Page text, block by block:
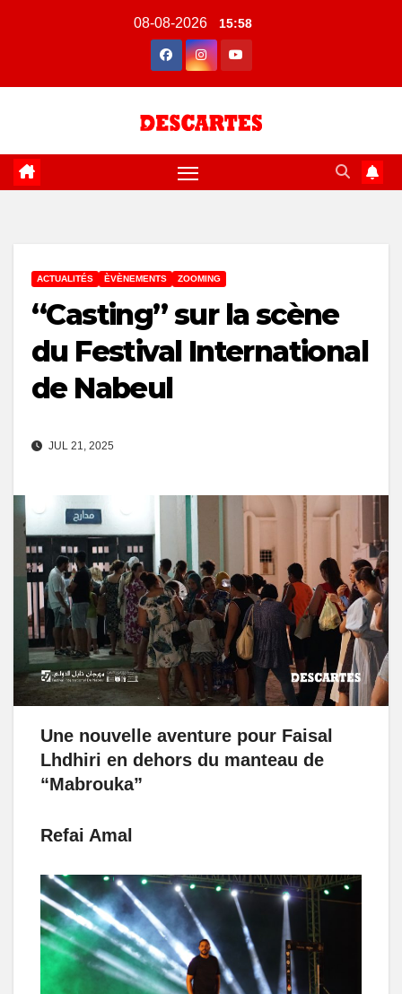
08-08-2026 15:58
ACTUALITÉS ÈVÈNEMENTS ZOOMING
“Casting” sur la scène
du Festival International
de Nabeul
JUL 21, 2025
Une nouvelle aventure pour Faisal
Lhdhiri en dehors du manteau de
“Mabrouka”
Refai Amal